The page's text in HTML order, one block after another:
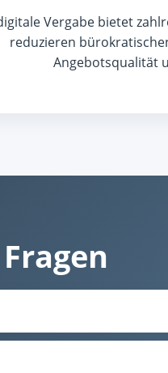
Vergabe bietet
reduzieren
Angebotsqualität